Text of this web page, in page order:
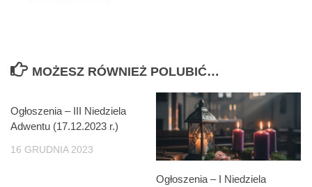
MOŻESZ RÓWNIEŻ POLUBIĆ…
Ogłoszenia – III Niedziela
Adwentu (17.12.2023 r.)
16 GRUDNIA 2023
Ogłoszenia – I Niedziela